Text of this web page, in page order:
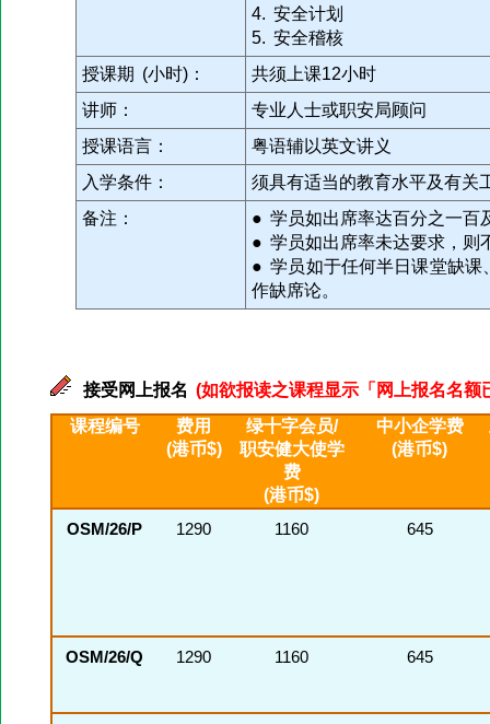
4. 安全计划
5. 安全稽核
授课期 (小时)：
共须上课12小时
讲师：
专业人士或职安局顾问
授课语言：
粤语辅以英文讲义
入学条件：
须具有适当的教育水平及有关
备注：
● 学员如出席率达百分之一百
● 学员如出席率未达要求，则
● 学员如于任何半日课堂缺课
作缺席论。
接受网上报名 (如欲报读之课程显示「网上报名名
课程编号
费用
(港币$)
绿十字会员/
职安健大使学
费
(港币$)
中小企学费
(港币$)
OSM/26/P 1290 1160 645
OSM/26/Q 1290 1160 645